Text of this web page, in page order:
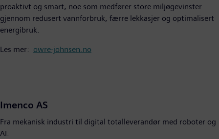
proaktivt og smart, noe som medfører store miljøgevinster
gjennom redusert vannforbruk, færre lekkasjer og optimalisert
energibruk.
Les mer: owre-johnsen.no
Imenco AS
Fra mekanisk industri til digital totalleverandør med roboter og
AI.